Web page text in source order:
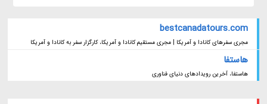
bestcanadatours.com
مجری سفرهای کانادا و آمریکا | مجری مستقیم کانادا و آمریکا، کارگزار سفر به کانادا و آمریکا
هاستفا
هاستفا، آخرین رویدادهای دنیای فناوری